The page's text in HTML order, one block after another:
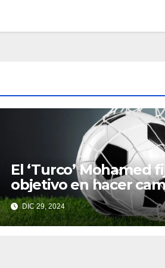
El ‘Turco’ Mohamed
objetivo en hacer
Toluca
DIC 29, 2024